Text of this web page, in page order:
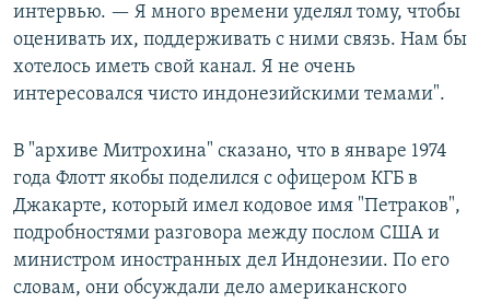
интервью. — Я много времени уделял тому, чтобы
оценивать их, поддерживать с ними связь. Нам бы
хотелось иметь свой канал. Я не очень
интересовался чисто индонезийскими темами".
В "архиве Митрохина" сказано, что в январе 1974
года Флотт якобы поделился с офицером КГБ в
Джакарте, который имел кодовое имя "Петраков",
подробностями разговора между послом США и
министром иностранных дел Индонезии. По его
словам, они обсуждали дело американского